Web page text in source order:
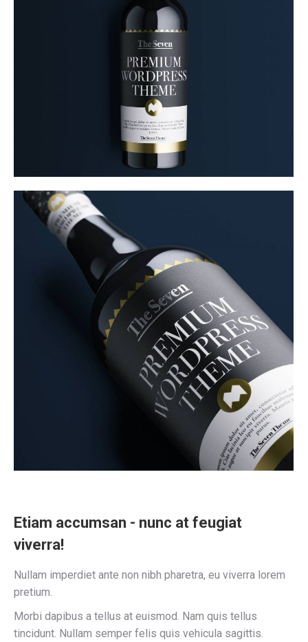
Etiam accumsan - nunc at feugiat
viverra!
Nullam imperdiet ante non nibh pharetra, eu viverra lorem
pretium.
Morbi dapibus a tellus at euismod. Nam quis tellus
tincidunt. Nullam semper felis quis vehicula sagittis.